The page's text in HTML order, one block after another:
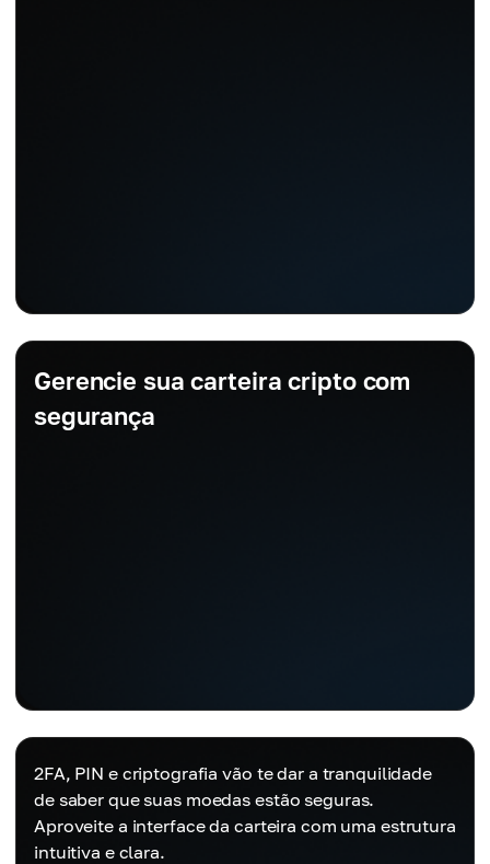
Gerencie sua carteira cripto com
segurança
2FA, PIN e criptografia vão te dar a tranquilidade
de saber que suas moedas estão seguras.
Aproveite a interface da carteira com uma estrutura
intuitiva e clara.